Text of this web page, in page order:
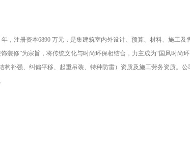
，注册资本6890 万元，是集建筑室内外设计、预算、材料、施工及
装修”为宗旨，将传统文化与时尚环保相结合，力主成为“国风时尚
补强、纠偏平移、起重吊装、特种防雷）资质及施工劳务资质。